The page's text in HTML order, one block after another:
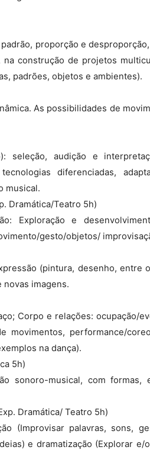
proporção e
construção de projetos
padrões, objetos e ambientes).
As possibilidades de
seleção, audição e
diferenciadas,
musical.
Dramática/Teatro 5h)
Exploração e
gesto/objetos/
(pintura, desenho, entre
novas imagens.
Corpo e relações: ocupação/
movimentos, performance/
na dança).
5h)
sonoro-musical, com formas,
Dramática/ Teatro 5h)
(Improvisar palavras, sons,
e dramatização (Explorar e/